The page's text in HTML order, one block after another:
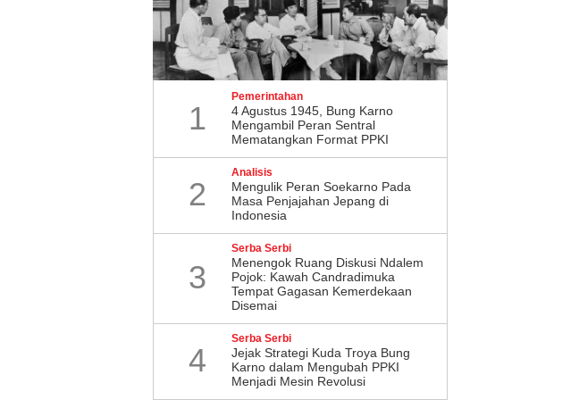
1
Pemerintahan
4 Agustus 1945, Bung Karno
Mengambil Peran Sentral
Mematangkan Format PPKI
2
Analisis
Mengulik Peran Soekarno Pada
Masa Penjajahan Jepang di
Indonesia
3
Serba Serbi
Menengok Ruang Diskusi Ndalem
Pojok: Kawah Candradimuka
Tempat Gagasan Kemerdekaan
Disemai
4
Serba Serbi
Jejak Strategi Kuda Troya Bung
Karno dalam Mengubah PPKI
Menjadi Mesin Revolusi